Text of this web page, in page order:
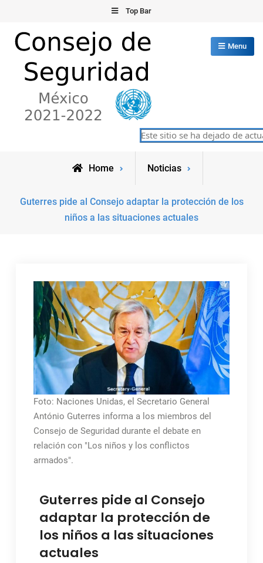
content
Top Bar
Consejo de Seguridad de las
Naciones Unidas
Menu
Este sitio se ha dejado de
Home Noticias
Guterres pide al Consejo adaptar la protección de los
niños a las situaciones actuales
Foto: Naciones Unidas, el Secretario General
António Guterres informa a los miembros del
Consejo de Seguridad durante el debate en
relación con "Los niños y los conflictos
armados".
Guterres pide al Consejo
adaptar la protección de
los niños a las situaciones
actuales